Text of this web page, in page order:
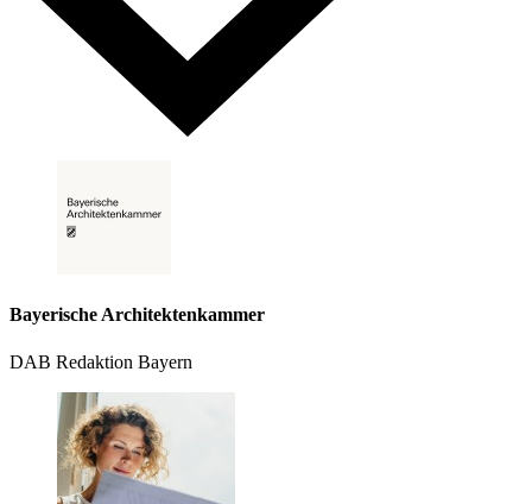
Bayerische Architektenkammer
DAB Redaktion Bayern